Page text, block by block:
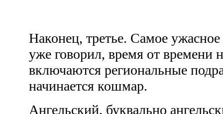
Наконец, третье. Самое
уже говорил, время от времени
включаются региональные
начинается кошмар.
Ангельский, буквально